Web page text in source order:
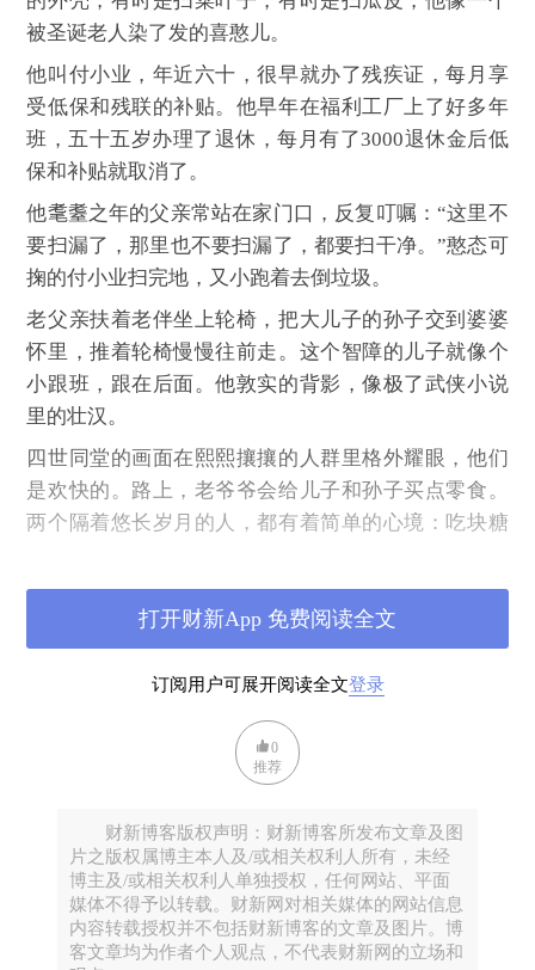
被圣诞老人染了发的喜憨儿。
他叫付小业，年近六十，很早就办了残疾证，每月享
受低保和残联的补贴。他早年在福利工厂上了好多年
班，五十五岁办理了退休，每月有了3000退休金后低
保和补贴就取消了。
他耄耋之年的父亲常站在家门口，反复叮嘱：“这里不
要扫漏了，那里也不要扫漏了，都要扫干净。”憨态可
掬的付小业扫完地，又小跑着去倒垃圾。
老父亲扶着老伴坐上轮椅，把大儿子的孙子交到婆婆
怀里，推着轮椅慢慢往前走。这个智障的儿子就像个
小跟班，跟在后面。他敦实的背影，像极了武侠小说
里的壮汉。
四世同堂的画面在熙熙攘攘的人群里格外耀眼，他们
是欢快的。路上，老爷爷会给儿子和孙子买点零食。
两个隔着悠长岁月的人，都有着简单的心境：吃块糖
们，常常给他们优惠。逛上不大不小的一圈，差不多
要花一个多小时。路上不停有人跟他们打招呼，他们
也被许多人羡慕着。
订阅用户可展开阅读全文登录
打开财新App 免费阅读全文
0
推荐
财新博客版权声明：财新博客所发布文章及图
片之版权属博主本人及/或相关权利人所有，未经
博主及/或相关权利人单独授权，任何网站、平面
媒体不得予以转载。财新网对相关媒体的网站信息
内容转载授权并不包括财新博客的文章及图片。博
客文章均为作者个人观点，不代表财新网的立场和